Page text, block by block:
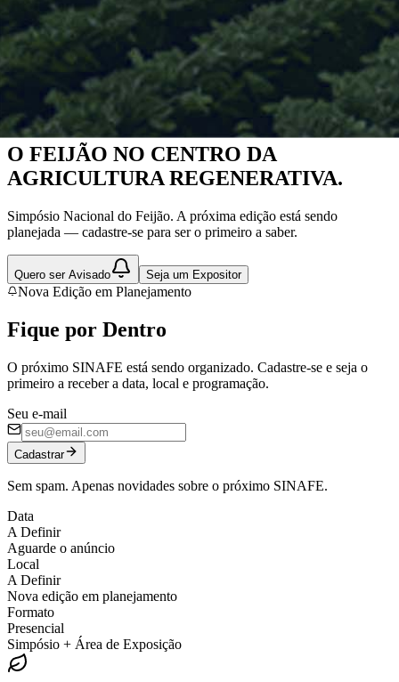
Nova Edição em Planejamento
O FEIJÃO NO CENTRO DA
AGRICULTURA REGENERATIVA.
Simpósio Nacional do Feijão. A próxima edição está sendo
planejada — cadastre-se para ser o primeiro a saber.
Quero ser Avisado Seja um Expositor
Nova Edição em Planejamento
Fique por Dentro
O próximo SINAFE está sendo organizado. Cadastre-se e seja o
primeiro a receber a data, local e programação.
Seu e-mail
Cadastrar
Sem spam. Apenas novidades sobre o próximo SINAFE.
Data
A Definir
Aguarde o anúncio
Local
A Definir
Nova edição em planejamento
Formato
Presencial
Simpósio + Área de Exposição